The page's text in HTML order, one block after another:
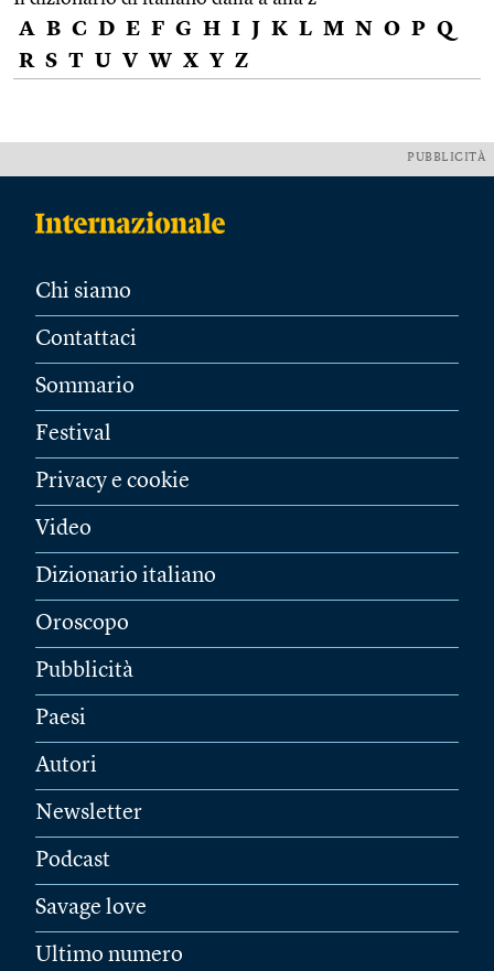
A B C D E F G H I J K L M N O P Q
R S T U V W X Y Z
PUBBLICITÀ
Chi siamo
Contattaci
Sommario
Festival
Privacy e cookie
Video
Dizionario italiano
Oroscopo
Pubblicità
Paesi
Autori
Newsletter
Podcast
Savage love
Ultimo numero